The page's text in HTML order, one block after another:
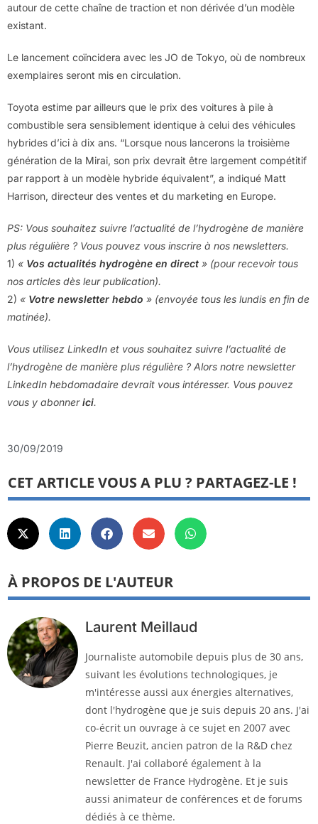
autour de cette chaîne de traction et non dérivée d’un modèle
existant.
Le lancement coïncidera avec les JO de Tokyo, où de nombreux
exemplaires seront mis en circulation.
Toyota estime par ailleurs que le prix des voitures à pile à
combustible sera sensiblement identique à celui des véhicules
hybrides d’ici à dix ans. “Lorsque nous lancerons la troisième
génération de la Mirai, son prix devrait être largement compétitif
par rapport à un modèle hybride équivalent”, a indiqué Matt
Harrison, directeur des ventes et du marketing en Europe.
PS: Vous souhaitez suivre l’actualité de l’hydrogène de manière
plus régulière ? Vous pouvez vous inscrire à nos newsletters.
1) « Vos actualités hydrogène en direct » (pour recevoir tous
nos articles dès leur publication).
2) « Votre newsletter hebdo » (envoyée tous les lundis en fin de
matinée).
Vous utilisez LinkedIn et vous souhaitez suivre l’actualité de
l’hydrogène de manière plus régulière ? Alors notre newsletter
LinkedIn hebdomadaire devrait vous intéresser. Vous pouvez
vous y abonnerici.
30/09/2019
CET ARTICLE VOUS A PLU ? PARTAGEZ-LE !
À PROPOS DE L'AUTEUR
Laurent Meillaud
Journaliste automobile depuis plus de 30 ans,
suivant les évolutions technologiques, je
m'intéresse aussi aux énergies alternatives,
dont l'hydrogène que je suis depuis 20 ans. J'ai
co-écrit un ouvrage à ce sujet en 2007 avec
Pierre Beuzit, ancien patron de la R&D chez
Renault. J'ai collaboré également à la
newsletter de France Hydrogène. Et je suis
aussi animateur de conférences et de forums
dédiés à ce thème.